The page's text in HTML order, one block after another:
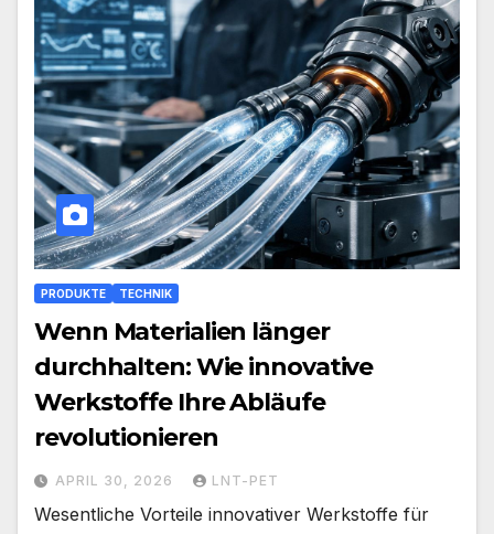
PRODUKTE TECHNIK
Wenn Materialien länger
durchhalten: Wie innovative
Werkstoffe Ihre Abläufe
revolutionieren
APRIL 30, 2026 LNT-PET
Wesentliche Vorteile innovativer Werkstoffe für